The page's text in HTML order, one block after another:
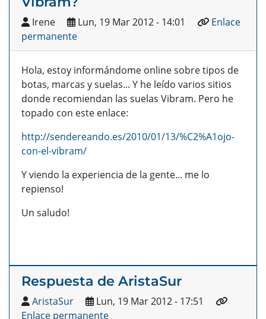
Irene Lun, 19 Mar 2012 - 14:01
Enlace
permanente
Hola, estoy informándome online sobre tipos de
botas, marcas y suelas... Y he leído varios sitios
donde recomiendan las suelas Vibram. Pero he
topado con este enlace:
http://sendereando.es/2010/01/13/%C2%A1ojo-
con-el-vibram/
Y viendo la experiencia de la gente... me lo
repienso!
Un saludo!
Respuesta de AristaSur
AristaSur
Lun, 19 Mar 2012 - 17:51
Enlace permanente